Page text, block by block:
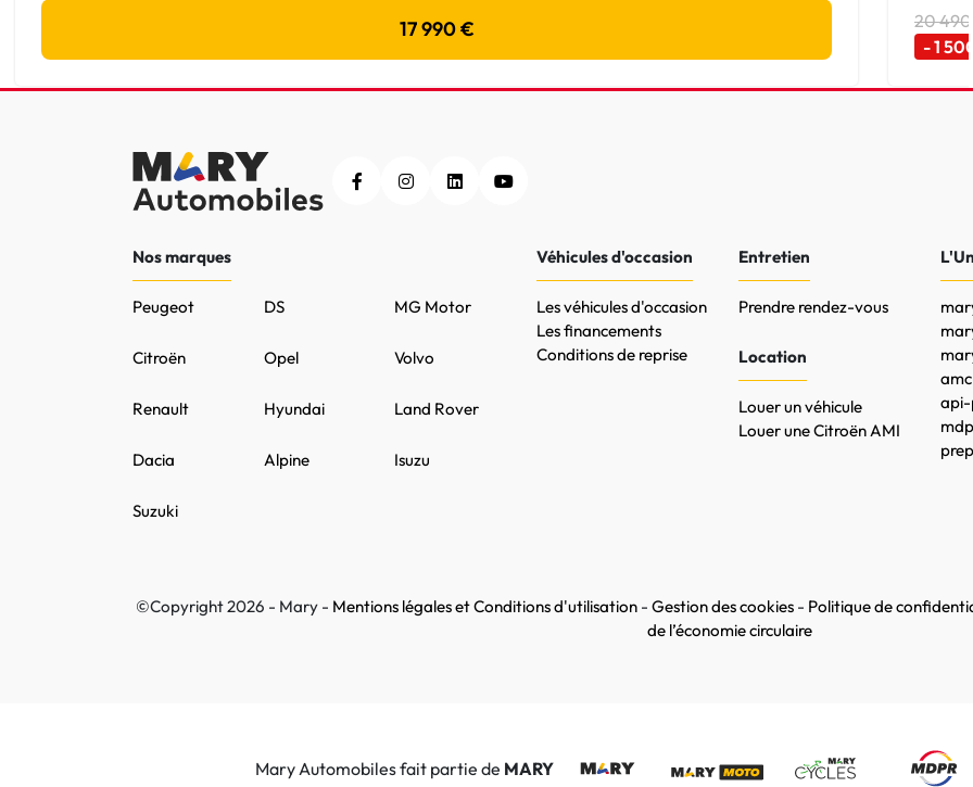
17 990 €
20 490
- 1
Nos marques
Peugeot DS MG Motor
Citroën Opel Volvo
Renault Hyundai Land Rover
Dacia Alpine Isuzu
Suzuki
Véhicules d'occasion
Les véhicules d'occasion
Les financements
Conditions de reprise
Entretien
Prendre rendez-vous
Location
Louer un véhicule
Louer une Citroën AMI
api-
©Copyright 2026 - Mary - Mentions légales et Conditions d'utilisation - Gestion des cookies - Politique de
de l’économie circulaire
Mary Automobiles fait partie de MARY